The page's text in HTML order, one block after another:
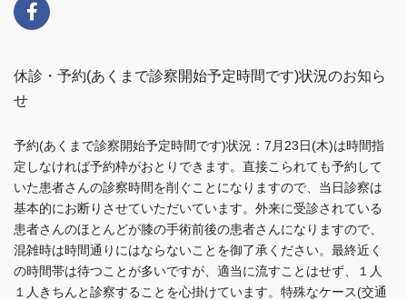
休診・予約(あくまで診察開始予定時間です)状況のお知ら
せ
予約(あくまで診察開始予定時間です)状況：7月23日(木)は時間指
定しなければ予約枠がおとりできます。直接こられても予約して
いた患者さんの診察時間を削ぐことになりますので、当日診察は
基本的にお断りさせていただいています。外来に受診されている
患者さんのほとんどが膝の手術前後の患者さんになりますので、
混雑時は時間通りにはならないことを御了承ください。最終近く
の時間帯は待つことが多いですが、適当に流すことはせず、１人
１人きちんと診察することを心掛けています。特殊なケース(交通